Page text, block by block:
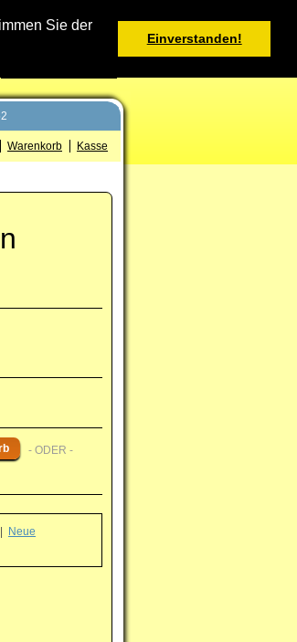
Sie der
Einverstanden!
Warenkorb Kasse
- ODER -
Neue